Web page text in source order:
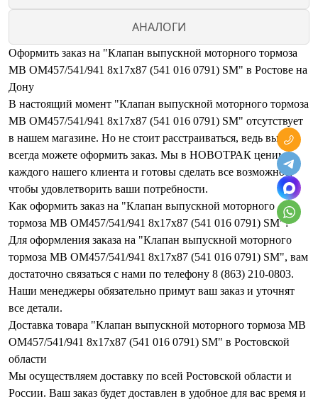
АНАЛОГИ
Оформить заказ на "Клапан выпускной моторного тормоза
MB OM457/541/941 8x17x87 (541 016 0791) SM" в Ростове на
Дону
В настоящий момент "Клапан выпускной моторного тормоза
MB OM457/541/941 8x17x87 (541 016 0791) SM" отсутствует
в нашем магазине. Но не стоит расстраиваться, ведь вы
всегда можете оформить заказ. Мы в НОВОТРАК ценим
каждого нашего клиента и готовы сделать все возможное,
чтобы удовлетворить ваши потребности.
Как оформить заказ на "Клапан выпускной моторного
тормоза MB OM457/541/941 8x17x87 (541 016 0791) SM"?
Для оформления заказа на "Клапан выпускной моторного
тормоза MB OM457/541/941 8x17x87 (541 016 0791) SM", вам
достаточно связаться с нами по телефону 8 (863) 210-0803.
Наши менеджеры обязательно примут ваш заказ и уточнят
все детали.
Доставка товара "Клапан выпускной моторного тормоза MB
OM457/541/941 8x17x87 (541 016 0791) SM" в Ростовской
области
Мы осуществляем доставку по всей Ростовской области и
России. Ваш заказ будет доставлен в удобное для вас время и